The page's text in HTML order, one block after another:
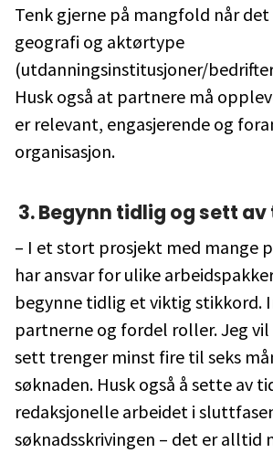
Tenk gjerne på mangfold når
geografi og aktørtype
(utdanningsinstitusjoner/
Husk også at partnere må
er relevant, engasjerende og
organisasjon.
3. Begynn tidlig og sett av
– I et stort prosjekt med mange
har ansvar for ulike
begynne tidlig et viktig stikkord.
partnerne og fordel roller. Jeg
sett trenger minst fire til seks
søknaden. Husk også å sette av
redaksjonelle arbeidet i
søknadsskrivingen – det er alltid